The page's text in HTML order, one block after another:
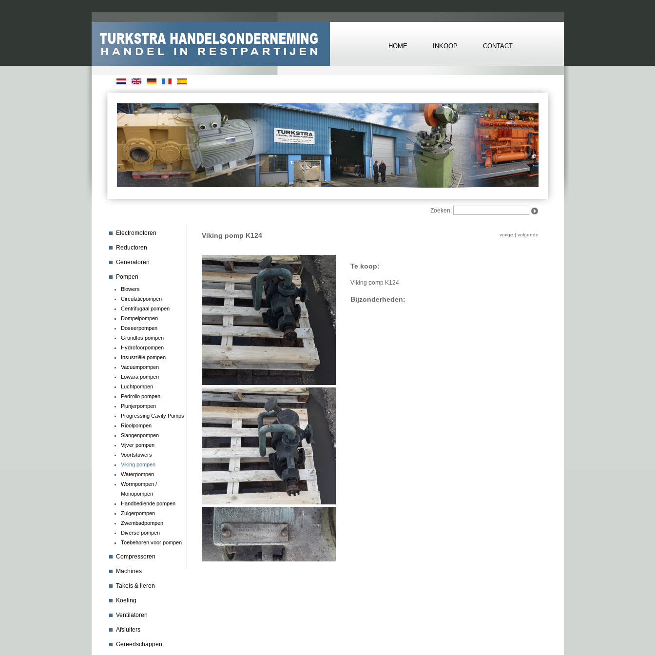
HOME INKOOP CONTACT
Zoeken:
Electromotoren
Reductoren
Generatoren
Pompen
Blowers
Circulatiepompen
Centrifugaal pompen
Dompelpompen
Doseerpompen
Grundfos pompen
Hydrofoorpompen
Insustriële pompen
Vacuumpompen
Lowara pompen
Luchtpompen
Pedrollo pompen
Plunjerpompen
Progressing Cavity Pumps
Rioolpompen
Slangenpompen
Vijver pompen
Voortstuwers
Viking pompen
Waterpompen
Wormpompen /
Monopompen
Handbediende pompen
Zuigerpompen
Zwembadpompen
Diverse pompen
Toebehoren voor pompen
Compressoren
Machines
Takels & lieren
Koeling
Ventilatoren
Afsluiters
Gereedschappen
Viking pomp K124 vorige | volgende
Te koop:
Viking pomp K124
Bijzonderheden: